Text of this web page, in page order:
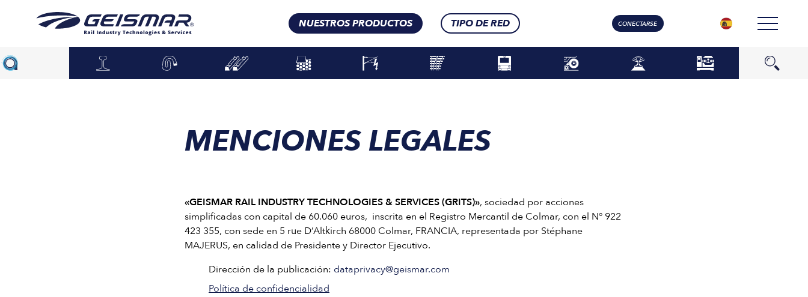
NUESTROS PRODUCTOS TIPO DE RED CONECTARSE
MENCIONES LEGALES
«GEISMAR RAIL INDUSTRY TECHNOLOGIES & SERVICES (GRITS)», sociedad por acciones
simplificadas con capital de 60.060 euros, inscrita en el Registro Mercantil de Colmar, con el N° 922
423 355, con sede en 5 rue D’Altkirch 68000 Colmar, FRANCIA, representada por Stéphane
MAJERUS, en calidad de Presidente y Director Ejecutivo.
Dirección de la publicación: dataprivacy@geismar.com
Política de confidencialidad